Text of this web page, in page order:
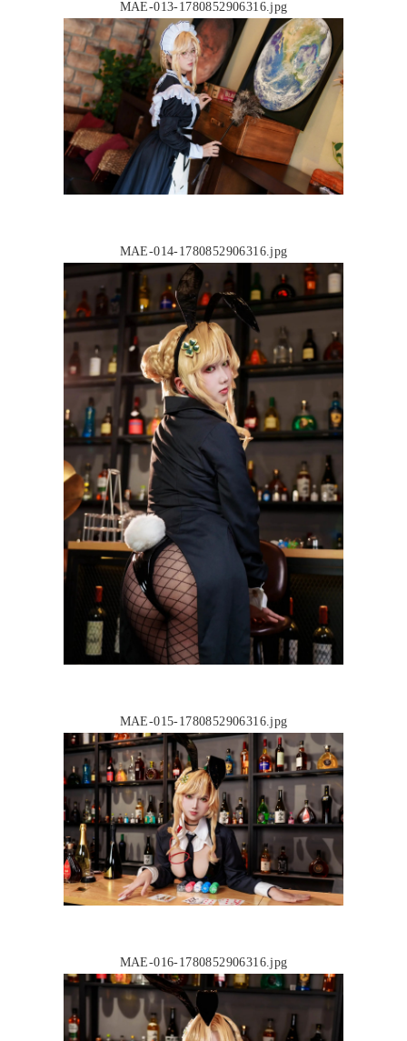
MAE-013-1780852906316.jpg
MAE-014-1780852906316.jpg
MAE-015-1780852906316.jpg
MAE-016-1780852906316.jpg